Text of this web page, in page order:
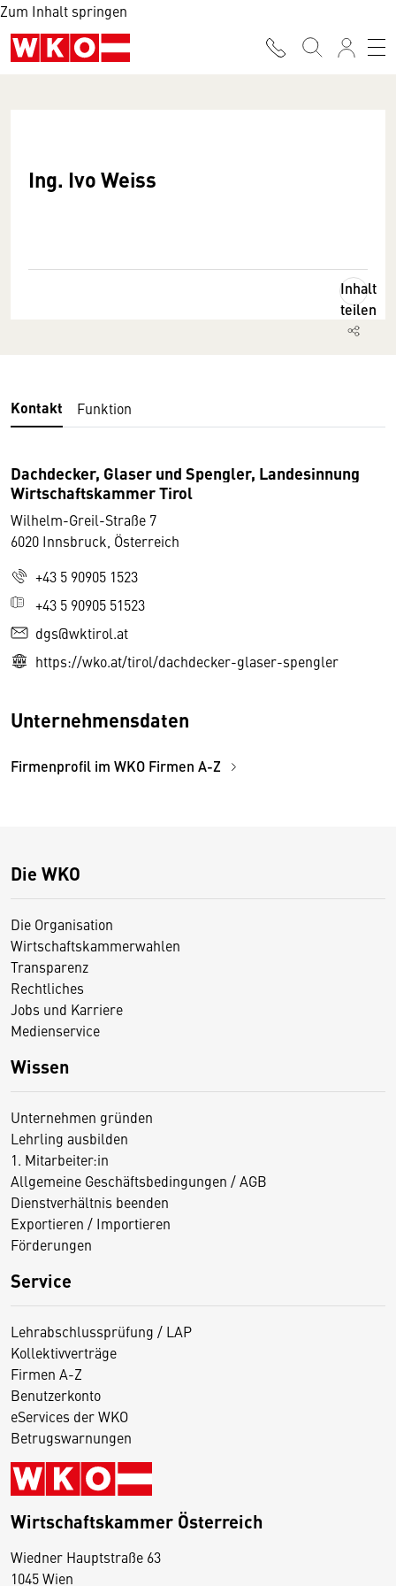
Zum Inhalt springen
Ing. Ivo Weiss
Inhalt
teilen
Kontakt Funktion
Dachdecker, Glaser und Spengler, Landesinnung
Wirtschaftskammer Tirol
Wilhelm-Greil-Straße 7
6020 Innsbruck, Österreich
+43 5 90905 1523
+43 5 90905 51523
dgs@wktirol.at
https://wko.at/tirol/dachdecker-glaser-spengler
Unternehmensdaten
Firmenprofil im WKO Firmen A-Z
Die WKO
Die Organisation
Wirtschaftskammerwahlen
Transparenz
Rechtliches
Jobs und Karriere
Medienservice
Wissen
Unternehmen gründen
Lehrling ausbilden
1. Mitarbeiter:in
Allgemeine Geschäftsbedingungen / AGB
Dienstverhältnis beenden
Exportieren / Importieren
Förderungen
Service
Lehrabschlussprüfung / LAP
Kollektivverträge
Firmen A-Z
Benutzerkonto
eServices der WKO
Betrugswarnungen
Wirtschaftskammer Österreich
Wiedner Hauptstraße 63
1045 Wien
D